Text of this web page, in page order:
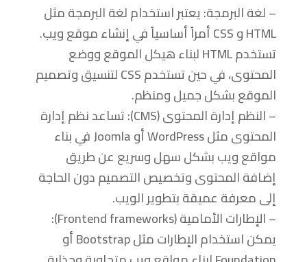
– لغة البرمجة: يعتبر استخدام لغة البرمجة مثل
HTML و CSS أمراً أساسياً في إنشاء موقع ويب.
تستخدم HTML لبناء هيكل الموقع ووضع
المحتوى، في حين تستخدم CSS لتنسيق وتصميم
الموقع بشكل جميل ومنظم.
– النظم إدارة المحتوى (CMS): تساعد نظم إدارة
المحتوى مثل WordPress أو Joomla في بناء
مواقع ويب بشكل سهل وسريع عن طريق
إضافة المحتوى وتخصيص التصميم دون الحاجة
إلى معرفة عميقة بتطوير الويب.
– الإطارات الأمامية (Frontend frameworks):
يمكن استخدام الإطارات مثل Bootstrap أو